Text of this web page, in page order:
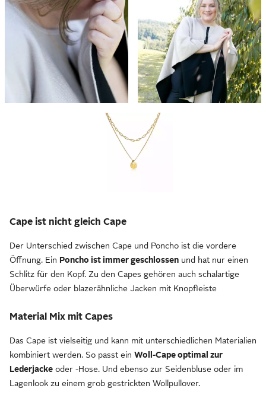
Cape ist nicht gleich Cape
Der Unterschied zwischen Cape und Poncho ist die vordere
Öffnung. Ein Poncho ist immer geschlossen und hat nur einen
Schlitz für den Kopf. Zu den Capes gehören auch schalartige
Überwürfe oder blazerähnliche Jacken mit Knopfleiste
Material Mix mit Capes
Das Cape ist vielseitig und kann mit unterschiedlichen Materialien
kombiniert werden. So passt ein Woll-Cape optimal zur
Lederjacke oder -Hose. Und ebenso zur Seidenbluse oder im
Lagenlook zu einem grob gestrickten Wollpullover.